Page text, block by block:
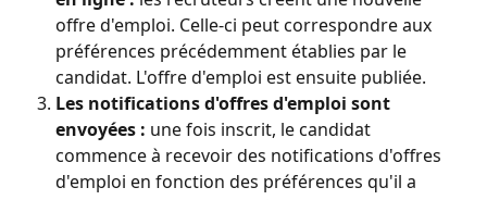
offre d'emploi. Celle-ci peut correspondre aux
préférences précédemment établies par le
candidat. L'offre d'emploi est ensuite publiée.
Les notifications d'offres d'emploi sont
envoyées : une fois inscrit, le candidat
commence à recevoir des notifications d'offres
d'emploi en fonction des préférences qu'il a